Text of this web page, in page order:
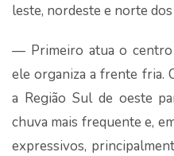
leste, nordeste e norte dos
— Primeiro atua o centro
ele organiza a frente fria.
a Região Sul de oeste
chuva mais frequente e,
expressivos,